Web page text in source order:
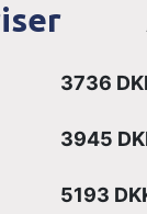
3736
3945
5193